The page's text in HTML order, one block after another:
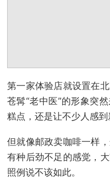
第一家体验店就设置在
苍髯“老中医”的形象突
糕点，还是让不少人感到
但就像邮政卖咖啡一样
有种后劲不足的感觉，
照例说不该如此。